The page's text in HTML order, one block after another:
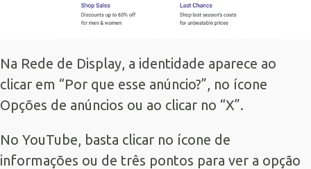
Na Rede de Display, a identidade aparece ao
clicar em “Por que esse anúncio?”, no ícone
Opções de anúncios ou ao clicar no “X”.
No YouTube, basta clicar no ícone de
informações ou de três pontos para ver a opção